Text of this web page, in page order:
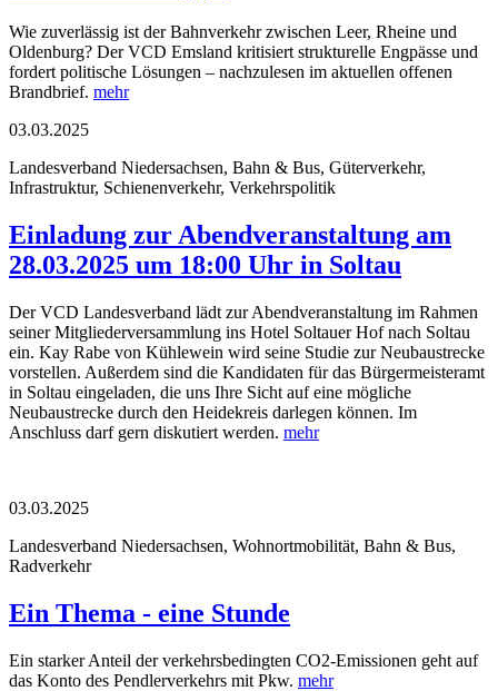
Wie zuverlässig ist der Bahnverkehr zwischen Leer, Rheine und
Oldenburg? Der VCD Emsland kritisiert strukturelle Engpässe und
fordert politische Lösungen – nachzulesen im aktuellen offenen
Brandbrief. mehr
03.03.2025
Landesverband Niedersachsen, Bahn & Bus, Güterverkehr,
Infrastruktur, Schienenverkehr, Verkehrspolitik
Einladung zur Abendveranstaltung am
28.03.2025 um 18:00 Uhr in Soltau
Der VCD Landesverband lädt zur Abendveranstaltung im Rahmen
seiner Mitgliederversammlung ins Hotel Soltauer Hof nach Soltau
ein. Kay Rabe von Kühlewein wird seine Studie zur Neubaustrecke
vorstellen. Außerdem sind die Kandidaten für das Bürgermeisteramt
in Soltau eingeladen, die uns Ihre Sicht auf eine mögliche
Neubaustrecke durch den Heidekreis darlegen können. Im
Anschluss darf gern diskutiert werden. mehr
03.03.2025
Landesverband Niedersachsen, Wohnortmobilität, Bahn & Bus,
Radverkehr
Ein Thema - eine Stunde
Ein starker Anteil der verkehrsbedingten CO2-Emissionen geht auf
das Konto des Pendlerverkehrs mit Pkw. mehr